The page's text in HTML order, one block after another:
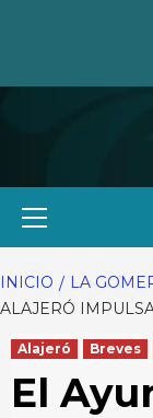
INICIO LA
ALAJERÓ
Alajeró Breves
El